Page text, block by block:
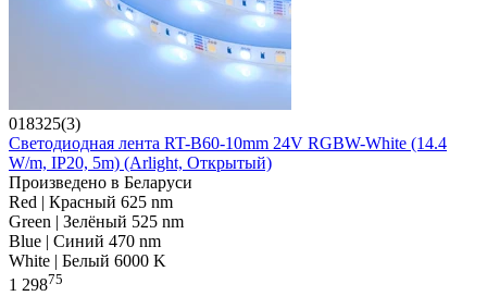
018325(3)
Светодиодная лента RT-B60-10mm 24V RGBW-White (14.4
W/m, IP20, 5m) (Arlight, Открытый)
Произведено в Беларуси
Red | Красный 625 nm
Green | Зелёный 525 nm
Blue | Синий 470 nm
White | Белый 6000 K
1 29875